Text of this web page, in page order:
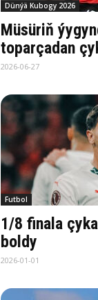
Dünýä Kubogy 2026
Müsüriň
toparçadan
2026-06-27
Futbol
1/8 finala
boldy
2026-01-01